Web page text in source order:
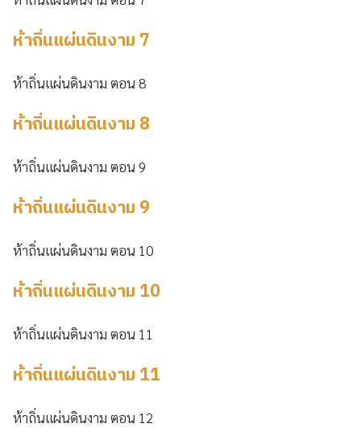
ห้าถิ่นแผ่นดินงาม 7
ห้าถิ่นแผ่นดินงาม ตอน 8
ห้าถิ่นแผ่นดินงาม 8
ห้าถิ่นแผ่นดินงาม ตอน 9
ห้าถิ่นแผ่นดินงาม 9
ห้าถิ่นแผ่นดินงาม ตอน 10
ห้าถิ่นแผ่นดินงาม 10
ห้าถิ่นแผ่นดินงาม ตอน 11
ห้าถิ่นแผ่นดินงาม 11
ห้าถิ่นแผ่นดินงาม ตอน 12